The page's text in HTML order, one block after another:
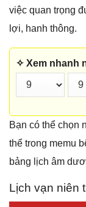
việc quan trọng
lợi, hanh thông.
✧ Xem nhanh
Bạn có thể chọn
thể trong memu
bảng lịch âm
Lịch vạn niên